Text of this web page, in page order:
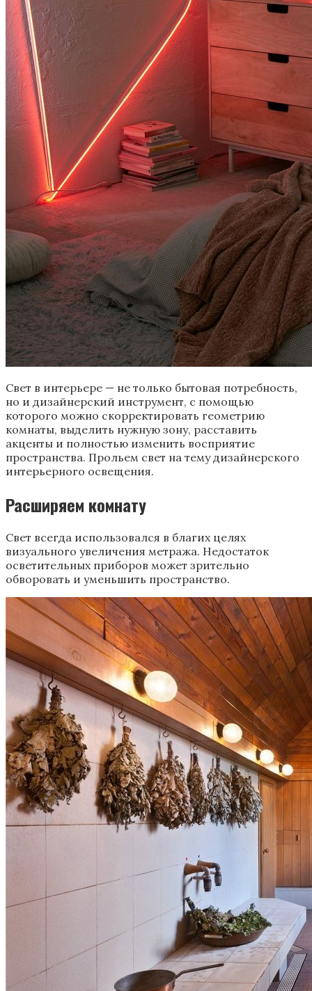
Свет в интерьере — не только бытовая потребность,
но и дизайнерский инструмент, с помощью
которого можно скорректировать геометрию
комнаты, выделить нужную зону, расставить
акценты и полностью изменить восприятие
пространства. Прольем свет на тему дизайнерского
интерьерного освещения.
Расширяем комнату
Свет всегда использовался в благих целях
визуального увеличения метража. Недостаток
осветительных приборов может зрительно
обворовать и уменьшить пространство.